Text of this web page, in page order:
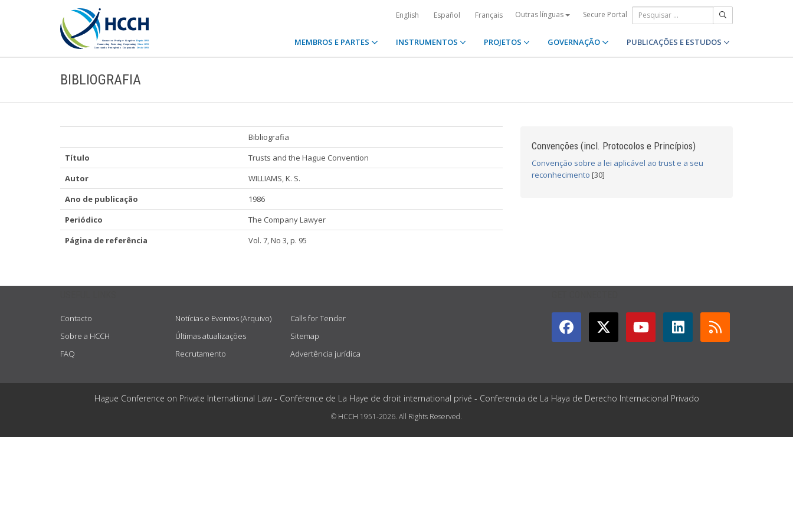
English Español Français Outras línguas Secure Portal
MEMBROS E PARTES INSTRUMENTOS PROJETOS GOVERNAÇÃO PUBLICAÇÕES E ESTUDOS
BIBLIOGRAFIA
Bibliografia
Título
Trusts and the Hague Convention
Autor
WILLIAMS, K. S.
Ano de publicação
1986
Periódico
The Company Lawyer
Página de referência
Vol. 7, No 3, p. 95
Convenções (incl. Protocolos e Princípios)
Convenção sobre a lei aplicável ao trust e a seu
reconhecimento [30]
Contacto
Sobre a HCCH
FAQ
Notícias e Eventos (Arquivo)
Últimas atualizações
Recrutamento
Calls for Tender
Sitemap
Advertência jurídica
Hague Conference on Private International Law - Conférence de La Haye de droit international privé - Conferencia de La Haya de Derecho Internacional Privado
© HCCH 1951-2026. All Rights Reserved.